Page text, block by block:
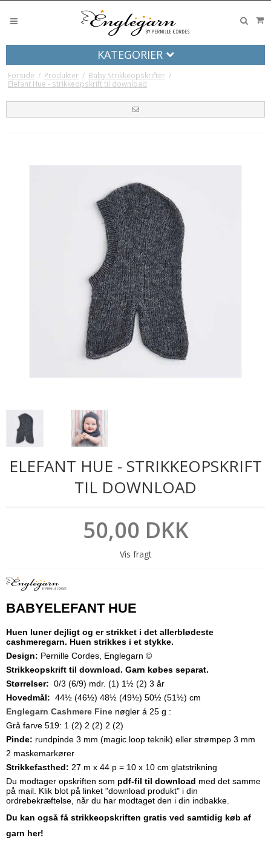
KATEGORIER
Forside / Produkter / Baby Strikkeopskrifter /
Elefant Hue - strikkeopskrift til download
ELEFANT HUE - STRIKKEOPSKRIFT
TIL DOWNLOAD
50,00 DKK
Vis fragt
BABYELEFANT HUE
Huen luner dejligt og er strikket i det allerblødeste
cashmeregarn. Huen strikkes i et stykke.
Design: Pernille Cordes, Englegarn ©
Strikkeopskrift til download. Garn købes separat.
Størrelser: 0/3 (6/9) mdr. (1) 1½ (2) 3 år
Hovedmål: 44½ (46½) 48½ (49½) 50½ (51½) cm
Englegarn Cashmere Fine nøgler á 25 g :
Grå farve 519: 1 (2) 2 (2) 2 (2)
Pinde: rundpinde 3 mm (magic loop teknik) eller strømpep 3 mm
2 maskemarkører
Strikkefasthed: 27 m x 44 p = 10 x 10 cm glatstrikning
Du modtager opskriften som pdf-fil til download med det samme
på mail. Klik blot på linket "download produkt" i din
ordrebekræftelse, når du har modtaget den i din indbakke
Du kan også få strikkeopskriften gratis ved samtidig køb af
garn her!